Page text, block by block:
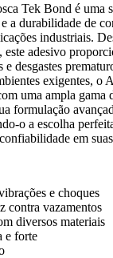
Tek Bond é uma
a durabilidade de
industriais.
este adesivo
desgastes
exigentes, o
uma ampla gama
formulação
o a escolha
em
e choques
contra vazamentos
diversos materiais
e forte